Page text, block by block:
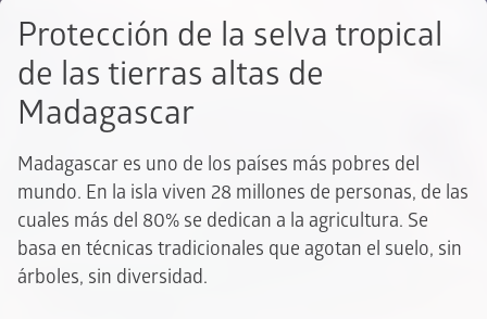
Protección de la selva tropical
de las tierras altas de
Madagascar
Madagascar es uno de los países más pobres del
mundo. En la isla viven 28 millones de personas, de las
cuales más del 80% se dedican a la agricultura. Se
basa en técnicas tradicionales que agotan el suelo, sin
árboles, sin diversidad.